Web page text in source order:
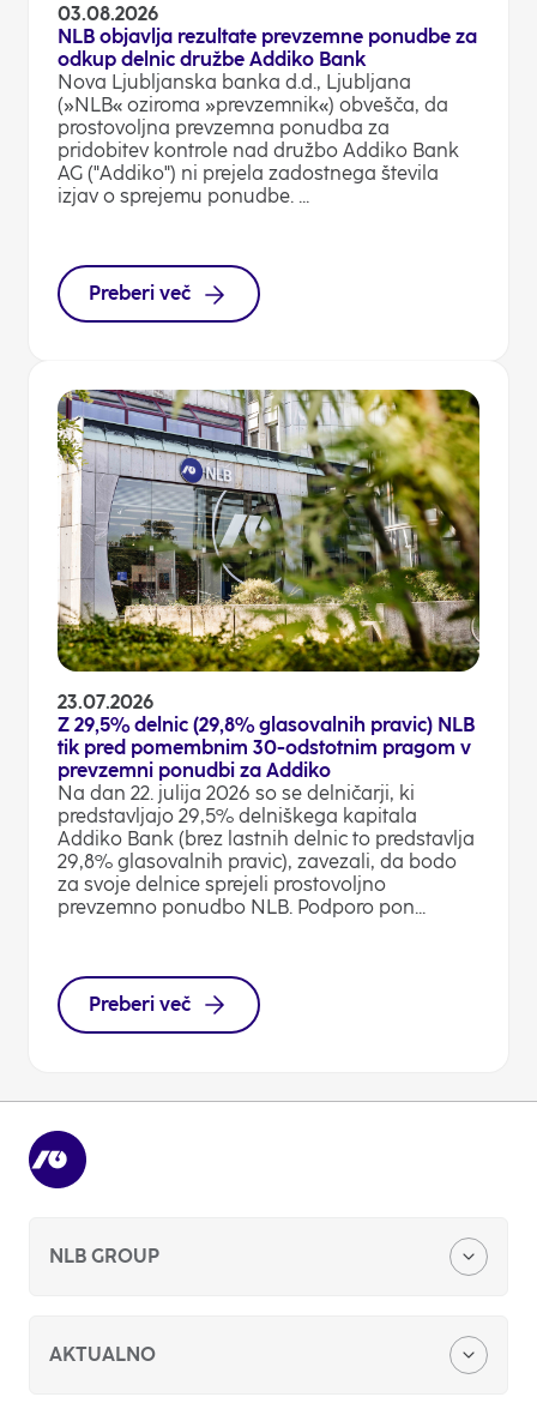
03.08.2026
NLB objavlja rezultate prevzemne ponudbe za
odkup delnic družbe Addiko Bank
Nova Ljubljanska banka d.d., Ljubljana
(»NLB« oziroma »prevzemnik«) obvešča, da
prostovoljna prevzemna ponudba za
pridobitev kontrole nad družbo Addiko Bank
AG ("Addiko") ni prejela zadostnega števila
izjav o sprejemu ponudbe. ...
Preberi več
23.07.2026
Z 29,5% delnic (29,8% glasovalnih pravic) NLB
tik pred pomembnim 30-odstotnim pragom v
prevzemni ponudbi za Addiko
Na dan 22. julija 2026 so se delničarji, ki
predstavljajo 29,5% delniškega kapitala
Addiko Bank (brez lastnih delnic to predstavlja
29,8% glasovalnih pravic), zavezali, da bodo
za svoje delnice sprejeli prostovoljno
prevzemno ponudbo NLB. Podporo pon...
Preberi več
NLB GROUP
O nas
AKTUALNO